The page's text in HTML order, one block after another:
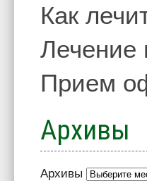
Как
Лечение
Прием
Архивы
Архивы